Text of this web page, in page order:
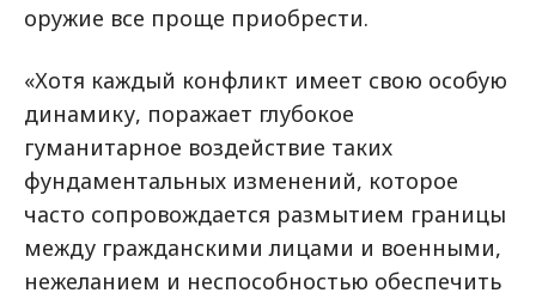
оружие все проще приобрести.
«Хотя каждый конфликт имеет свою особую
динамику, поражает глубокое
гуманитарное воздействие таких
фундаментальных изменений, которое
часто сопровождается размытием границы
между гражданскими лицами и военными,
нежеланием и неспособностью обеспечить